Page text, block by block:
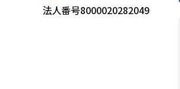
法人番号8000020282049